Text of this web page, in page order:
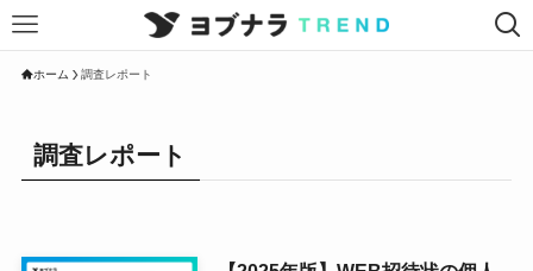
ホーム 調査レポート
調査レポート